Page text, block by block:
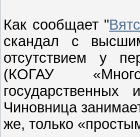
Как сообщает "
скандал с
отсутствием у
(КОГАУ
Чиновница
же, только